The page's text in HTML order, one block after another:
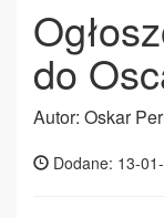
do
Autor: Oskar
Dodane: 13-